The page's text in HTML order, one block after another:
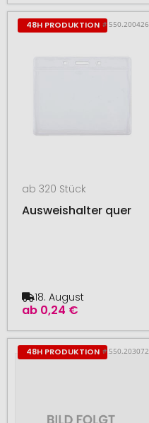
48H PRODUKTION # 550.200426
ab 320 Stück
Ausweishalter quer
ab 0,24 €
18. August
48H PRODUKTION # 550.203072